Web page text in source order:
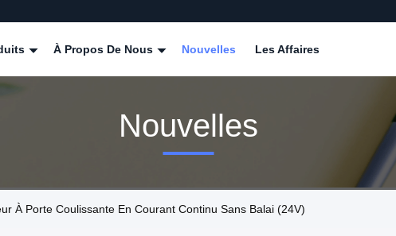
À Propos De Nous Nouvelles Les Affaires
Nouvelles
À Porte Coulissante En Courant Continu Sans Balai (24V)